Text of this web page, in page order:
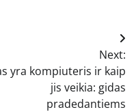
Next:
yra kompiuteris ir kaip
jis veikia: gidas
pradedantiems